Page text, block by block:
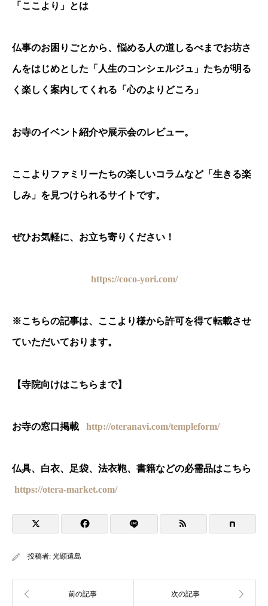
「ここより」とは
仏事のお困りごとから、悩める人の道しるべまでお坊さ
んをはじめとした「人生のコンシェルジュ」たちが明る
く楽しく案内してくれる「心のよりどころ」
お寺のイベント紹介や展示会のレビュー。
ここよりファミリーたちの楽しいコラムなど「生きる楽
しみ」を見つけられるサイトです。
ぜひお気軽に、お立ち寄りください！
https://coco-yori.com/
※こちらの記事は、ここより様から許可を得て転載させ
ていただいております。
【寺院向けはこちらまで】
お寺の窓口掲載 http://oteranavi.com/templeform/
仏具、白衣、足袋、法衣鞄、書籍などの必需品はこちら
https://otera-market.com/
投稿者: 光顕遠島